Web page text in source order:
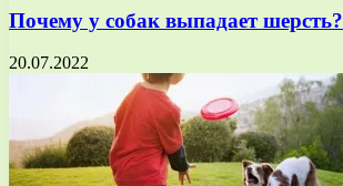
Почему у собак выпадает шерсть?
20.07.2022